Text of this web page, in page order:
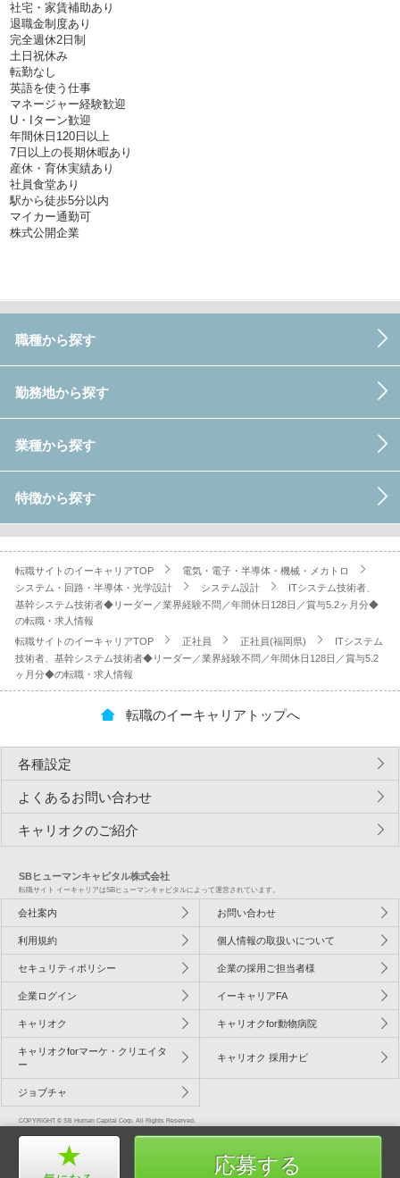
社宅・家賃補助あり
退職金制度あり
完全週休2日制
土日祝休み
転勤なし
英語を使う仕事
マネージャー経験歓迎
U・Iターン歓迎
年間休日120日以上
7日以上の長期休暇あり
産休・育休実績あり
社員食堂あり
駅から徒歩5分以内
マイカー通勤可
株式公開企業
応募する
職種から探す
勤務地から探す
業種から探す
特徴から探す
転職サイトのイーキャリアTOP
電気・電子・半導体・機械・メカトロ
システム・回路・半導体・光学設計
システム設計
ITシステム技術者、
基幹システム技術者◆リーダー／業界経験不問／年間休日128日／賞与5.2ヶ月分◆
の転職・求人情報
転職サイトのイーキャリアTOP
正社員 正社員(福岡県)
ITシステム
技術者、基幹システム技術者◆リーダー／業界経験不問／年間休日128日／賞与5.2
ヶ月分◆の転職・求人情報
転職のイーキャリアトップへ
各種設定
よくあるお問い合わせ
キャリオクのご紹介
SBヒューマンキャピタル株式会社
転職サイト イーキャリアはSBヒューマンキャピタルによって運営されています。
会社案内 お問い合わせ
利用規約 個人情報の取扱いについて
セキュリティポリシー 企業の採用ご担当者様
企業ログイン イーキャリアFA
キャリオク キャリオクfor動物病院
キャリオクforマーケ・クリエイタ
ー
キャリオク 採用ナビ
ジョブチャ
COPYRIGHT © SB Human Capital Corp. All Rights Reserved.